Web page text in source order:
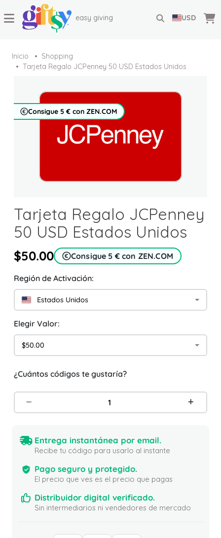
easy giving USD
Inicio
Shopping
Tarjeta Regalo JCPenney 50 USD Estados Unidos
Consigue 5 € con ZEN.COM
Tarjeta Regalo JCPenney
50 USD Estados Unidos
$50.00 Consigue 5 € con ZEN.COM
Región de Activación:
Estados Unidos
Elegir Valor:
$50.00
¿Cuántos códigos te gustaría?
Entrega instantánea por email.
Recibe tu código para usarlo al instante
Pago seguro y protegido.
El precio que ves es el precio que pagas
Distribuidor digital verificado.
Sin intermediarios ni vendedores de mercado